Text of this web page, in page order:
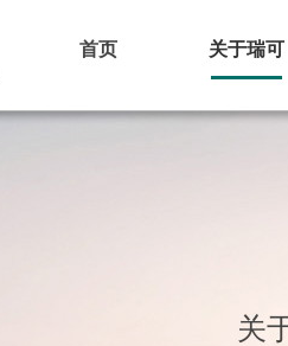
关
首页 关于瑞可